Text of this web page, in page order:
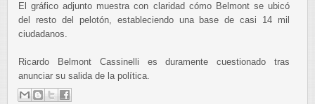
El gráfico adjunto muestra con claridad cómo Belmont se ubicó
del resto del pelotón, estableciendo una base de casi 14 mil
ciudadanos.
Ricardo Belmont Cassinelli es duramente cuestionado tras
anunciar su salida de la política.